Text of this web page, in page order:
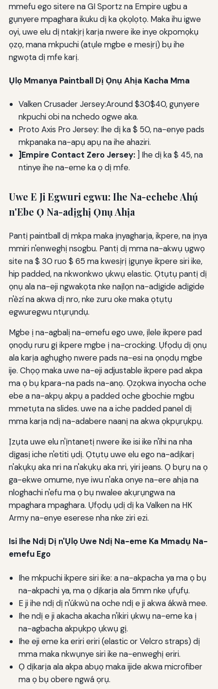
mmefu ego sitere na GI Sportz na Empire ugbu a
gụnyere mpaghara ikuku dị ka ọkọlọtọ. Maka ihu igwe
oyi, uwe elu dị ntakịrị karịa nwere ike inye okpomọkụ
ọzọ, mana mkpuchi (atụle mgbe e mesịrị) bụ ihe
ngwọta dị mfe karị.
Ụlọ Mmanya Paintball Dị Ọnụ Ahịa Kacha Mma
Valken Crusader Jersey:Around $30$40, gụnyere
nkpuchi obi na nchedo ogwe aka.
Proto Axis Pro Jersey: Ihe dị ka $ 50, na-enye pads
mkpanaka na-apụ apụ na ihe ahaziri.
]Empire Contact Zero Jersey: ] Ihe dị ka $ 45, na
ntinye ihe na-eme ka ọ dị mfe.
Uwe E Ji Egwuri egwu: Ihe Na-echebe Ahụ́
n'Ebe Ọ Na-adịghị Ọnụ Ahịa
Pantị paintball dị mkpa maka ịnyagharịa, ikpere, na ịnya
mmiri n'enweghị nsogbu. Pantị dị mma na-akwụ ụgwọ
site na $ 30 ruo $ 65 ma kwesịrị ịgụnye ikpere siri ike,
hip padded, na nkwonkwo ụkwụ elastic. Ọtụtụ pantị dị
ọnụ ala na-eji ngwakọta nke naịlọn na-adịgide adịgide
n'èzí na akwa dị nro, nke zuru oke maka ọtụtụ
egwuregwu ntụrụndụ.
Mgbe ị na-agbalị na-emefu ego uwe, ịlele ikpere pad
ọnọdụ ruru gị ikpere mgbe ị na-crocking. Ụfọdụ dị ọnụ
ala karịa aghụghọ nwere pads na-esi na ọnọdụ mgbe
ije. Chọọ maka uwe na-eji adjustable ikpere pad akpa
ma ọ bụ kpara-na pads na-anọ. Ọzọkwa inyocha oche
ebe a na-akpụ akpụ a padded oche gbochie mgbu
mmetụta na slides. uwe na a iche padded panel dị
mma karịa ndị na-adabere naanị na akwa ọkpụrụkpụ.
Ịzụta uwe elu n'ịntanetị nwere ike isi ike n'ihi na nha
dịgasị iche n'etiti ụdị. Ọtụtụ uwe elu ego na-adịkarị
n'akụkụ aka nri na n'akụkụ aka nri, yiri jeans. Ọ bụrụ na ọ
ga-ekwe omume, nye iwu n'aka onye na-ere ahịa na
nloghachi n'efu ma ọ bụ nwalee akụrụngwa na
mpaghara mpaghara. Ụfọdụ ụdị dị ka Valken na HK
Army na-enye eserese nha nke ziri ezi.
Isi Ihe Ndị Dị n'Ụlọ Uwe Ndị Na-eme Ka Mmadụ Na-
emefu Ego
Ihe mkpuchi ikpere siri ike: a na-akpacha ya ma ọ bụ
na-akpachi ya, ma ọ dịkarịa ala 5mm nke ụfụfụ.
E ji ihe ndị dị n'úkwù na oche ndị e ji akwa ákwà mee.
Ihe ndị e ji akacha akacha n'ikiri ụkwụ na-eme ka ị
na-agbacha akpụkpọ ụkwụ gị.
Ihe eji eme ka eriri eriri (elastic or Velcro straps) dị
mma maka nkwụnye siri ike na-enweghị eriri.
Ọ dịkarịa ala akpa abụọ maka ijide akwa microfiber
ma ọ bụ obere ngwá ọrụ.